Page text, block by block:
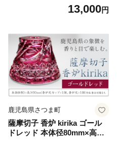
雄商店《30日以内に出荷予定
べ ギフト プレゼント お取り
寄せ 送料無料
13,000円
鹿児島県さつま町
薩摩切子 香炉 kirika ゴール
ドレッド 本体径80mm×高さ6